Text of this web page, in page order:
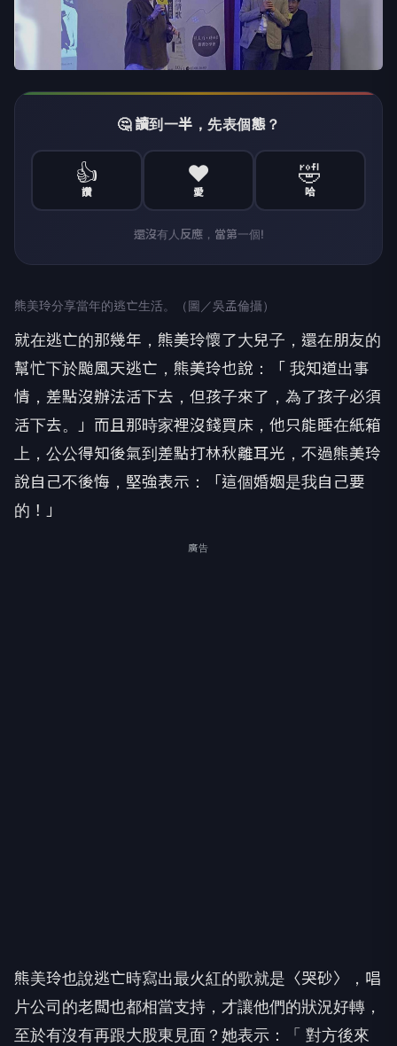
🤔 讀到一半，先表個態？
👍
讚
❤️
愛
🤣
哈
還沒有人反應，當第一個!
熊美玲分享當年的逃亡生活。（圖／吳孟倫攝）
就在逃亡的那幾年，熊美玲懷了大兒子，還在朋友的
幫忙下於颱風天逃亡，熊美玲也說：「 我知道出事
情，差點沒辦法活下去，但孩子來了，為了孩子必須
活下去。」而且那時家裡沒錢買床，他只能睡在紙箱
上，公公得知後氣到差點打林秋離耳光，不過熊美玲
說自己不後悔，堅強表示：「這個婚姻是我自己要
的！」
廣告
熊美玲也說逃亡時寫出最火紅的歌就是〈哭砂〉，唱
片公司的老闆也都相當支持，才讓他們的狀況好轉，
至於有沒有再跟大股東見面？她表示：「 對方後來